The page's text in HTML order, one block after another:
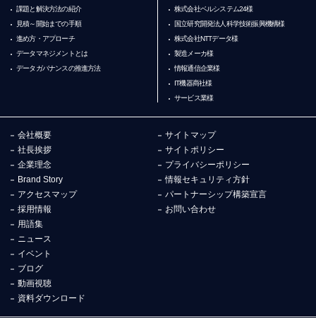
課題と解決方法の紹介
見積～開始までの手順
進め方・アプローチ
データマネジメントとは
データガバナンスの推進方法
株式会社ベルシステム24様
国立研究開発法人科学技術振興機構様
株式会社NTTデータ様
製造メーカ様
情報通信企業様
IT機器商社様
サービス業様
会社概要
社長挨拶
企業理念
Brand Story
アクセスマップ
採用情報
サイトマップ
サイトポリシー
プライバシーポリシー
情報セキュリティ方針
パートナーシップ構築宣言
お問い合わせ
用語集
ニュース
イベント
ブログ
動画視聴
資料ダウンロード